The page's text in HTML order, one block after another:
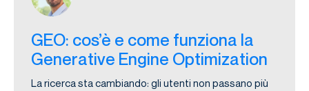
GEO: cos’è e come funziona la
Generative Engine Optimization
La ricerca sta cambiando: gli utenti non passano più